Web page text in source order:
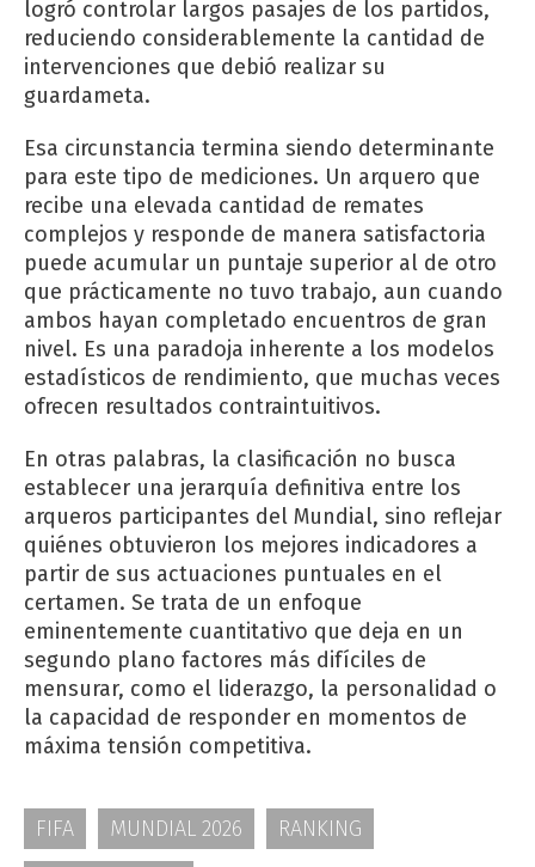
logró controlar largos pasajes de los partidos,
reduciendo considerablemente la cantidad de
intervenciones que debió realizar su
guardameta.
Esa circunstancia termina siendo determinante
para este tipo de mediciones. Un arquero que
recibe una elevada cantidad de remates
complejos y responde de manera satisfactoria
puede acumular un puntaje superior al de otro
que prácticamente no tuvo trabajo, aun cuando
ambos hayan completado encuentros de gran
nivel. Es una paradoja inherente a los modelos
estadísticos de rendimiento, que muchas veces
ofrecen resultados contraintuitivos.
En otras palabras, la clasificación no busca
establecer una jerarquía definitiva entre los
arqueros participantes del Mundial, sino reflejar
quiénes obtuvieron los mejores indicadores a
partir de sus actuaciones puntuales en el
certamen. Se trata de un enfoque
eminentemente cuantitativo que deja en un
segundo plano factores más difíciles de
mensurar, como el liderazgo, la personalidad o
la capacidad de responder en momentos de
máxima tensión competitiva.
FIFA MUNDIAL 2026
RANKING